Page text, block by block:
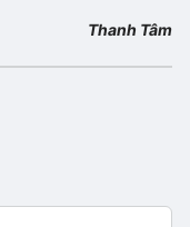
Thanh Tâm